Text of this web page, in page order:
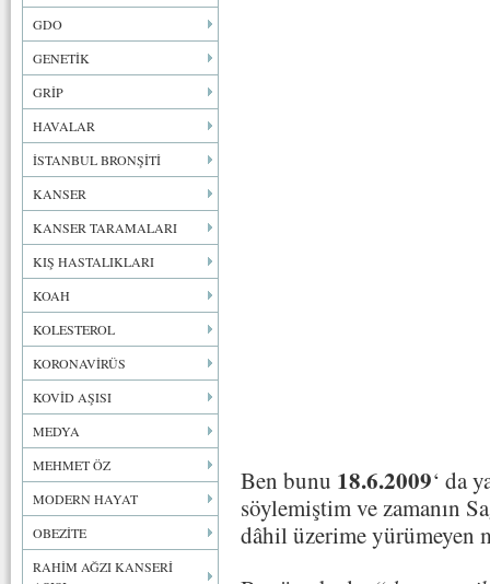
GDO
GENETİK
GRİP
HAVALAR
İSTANBUL BRONŞİTİ
KANSER
KANSER TARAMALARI
KIŞ HASTALIKLARI
KOAH
KOLESTEROL
KORONAVİRÜS
KOVİD AŞISI
MEDYA
MEHMET ÖZ
MODERN HAYAT
OBEZİTE
RAHİM AĞZI KANSERİ
Ben bunu 18.6.2009‘ da
söylemiştim ve zamanın
dâhil üzerime yürümeyen